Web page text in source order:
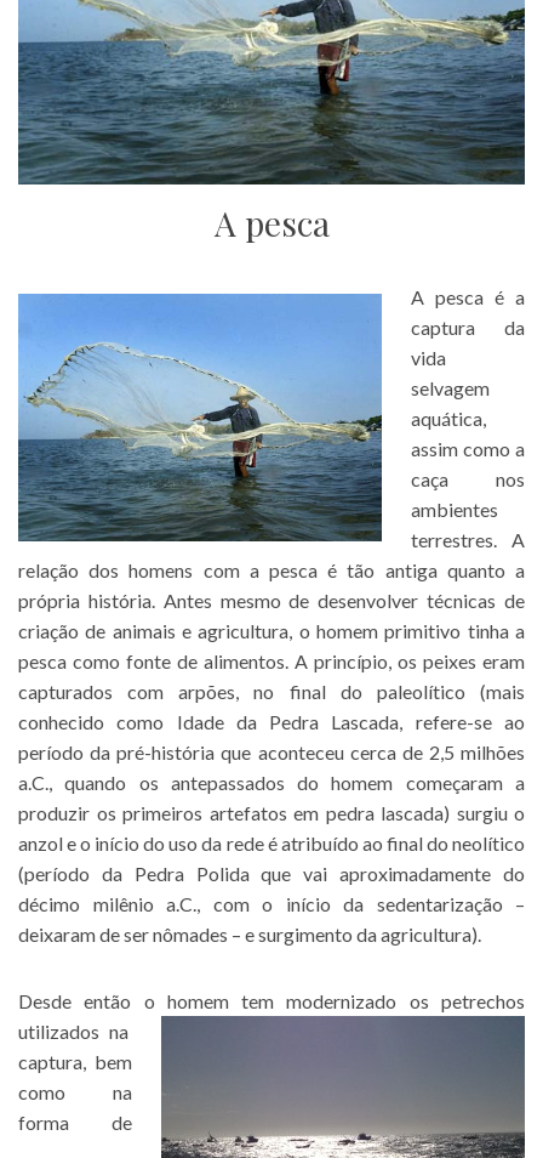
A pesca
A pesca é a
captura da
vida
selvagem
aquática,
assim como a
caça nos
ambientes
terrestres. A
relação dos homens com a pesca é tão antiga quanto a
própria história. Antes mesmo de desenvolver técnicas de
criação de animais e agricultura, o homem primitivo tinha a
pesca como fonte de alimentos. A princípio, os peixes eram
capturados com arpões, no final do paleolítico (mais
conhecido como Idade da Pedra Lascada, refere-se ao
período da pré-história que aconteceu cerca de 2,5 milhões
a.C., quando os antepassados do homem começaram a
produzir os primeiros artefatos em pedra lascada) surgiu o
anzol e o início do uso da rede é atribuído ao final do neolítico
(período da Pedra Polida que vai aproximadamente do
décimo milênio a.C., com o início da sedentarização –
deixaram de ser nômades – e surgimento da agricultura).
Desde então o homem tem modernizado os petrechos
utilizados na
captura, bem
como na
forma de